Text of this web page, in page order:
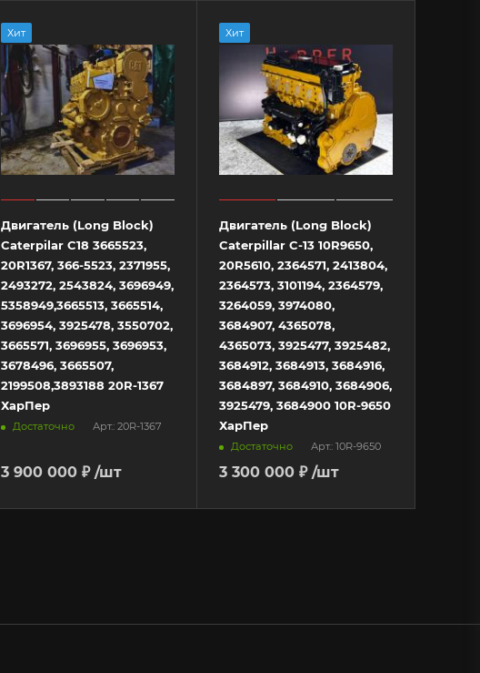
Хит
Двигатель (Long Block)
Caterpilar C18 3665523,
20R1367, 366-5523, 2371955,
2493272, 2543824, 3696949,
5358949,3665513, 3665514,
3696954, 3925478, 3550702,
3665571, 3696955, 3696953,
3678496, 3665507,
2199508,3893188 20R-1367
ХарПер
Достаточно Арт.: 20R-1367
3 900 000 ₽ /шт
Хит
Двигатель (Long Block)
Caterpillar C-13 10R9650,
20R5610, 2364571, 2413804,
2364573, 3101194, 2364579,
3264059, 3974080,
3684907, 4365078,
4365073, 3925477, 3925482,
3684912, 3684913, 3684916,
3684897, 3684910, 3684906,
3925479, 3684900 10R-9650
ХарПер
Достаточно Арт.: 10R-9650
3 300 000 ₽ /шт